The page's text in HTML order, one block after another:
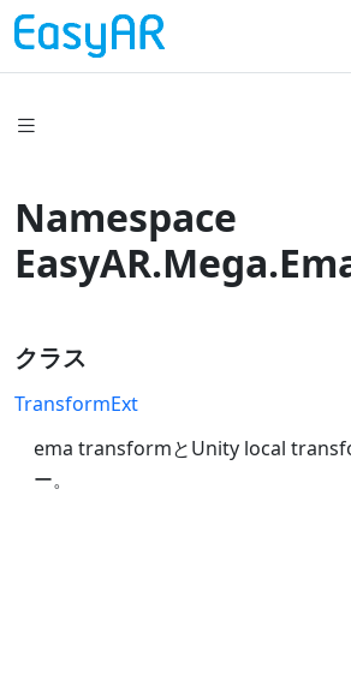
Namespace
クラス
TransformExt
ema transformとUnity local
ー。